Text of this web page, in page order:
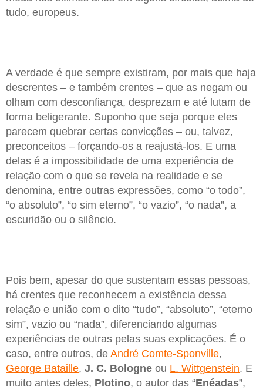
tudo, europeus.
A verdade é que sempre existiram, por mais que haja
descrentes – e também crentes – que as negam ou
olham com desconfiança, desprezam e até lutam de
forma beligerante. Suponho que seja porque eles
parecem quebrar certas convicções – ou, talvez,
preconceitos – forçando-os a reajustá-los. E uma
delas é a impossibilidade de uma experiência de
relação com o que se revela na realidade e se
denomina, entre outras expressões, como “o todo”,
“o absoluto”, “o sim eterno”, “o vazio”, “o nada”, a
escuridão ou o silêncio.
Pois bem, apesar do que sustentam essas pessoas,
há crentes que reconhecem a existência dessa
relação e união com o dito “tudo”, “absoluto”, “eterno
sim”, vazio ou “nada”, diferenciando algumas
experiências de outras pelas suas explicações. É o
caso, entre outros, de André Comte-Sponville,
George Bataille, J. C. Bologne ou L. Wittgenstein. E
muito antes deles, Plotino, o autor das “Enéadas”,